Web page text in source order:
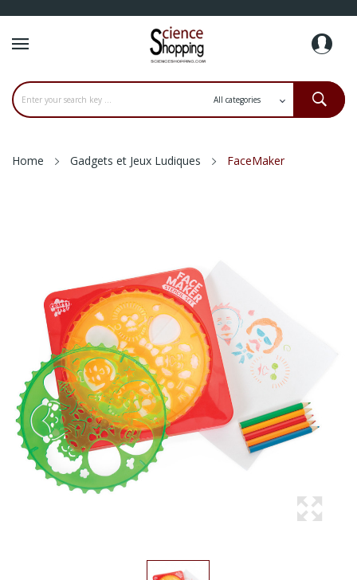
Home Gadgets et Jeux Ludiques FaceMaker